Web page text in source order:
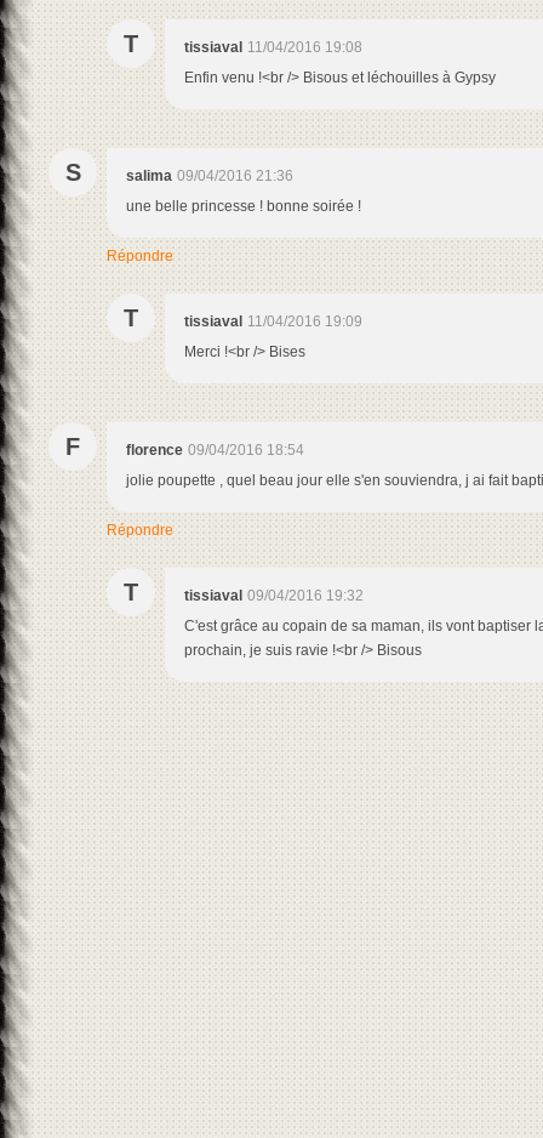
T tissiaval 11/04/2016 19:08
Enfin venu !<br /> Bisous et léchouilles à Gypsy
S salima 09/04/2016 21:36
une belle princesse ! bonne soirée !
Répondre
T tissiaval 11/04/2016 19:09
Merci !<br /> Bises
F florence 09/04/2016 18:54
jolie poupette , quel beau jour elle s'en souviendra, j ai fait
Répondre
T tissiaval 09/04/2016 19:32
C'est grâce au copain de sa maman, ils vont baptiser
prochain, je suis ravie !<br /> Bisous